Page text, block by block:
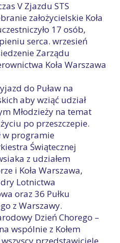
V Zjazdu STS
założycielskie Koła
17 osób,
serca. wrzesień
Zarządu
Koła Warszawa
do Puław na
aby wziąć udział
Młodzieży na temat
po przeszczepie.
w programie
Świątecznej
z udziałem
i Koła Warszawa,
Lotnictwa
oraz 36 Pułku
z Warszawy.
Dzień Chorego –
wspólnie z Kołem